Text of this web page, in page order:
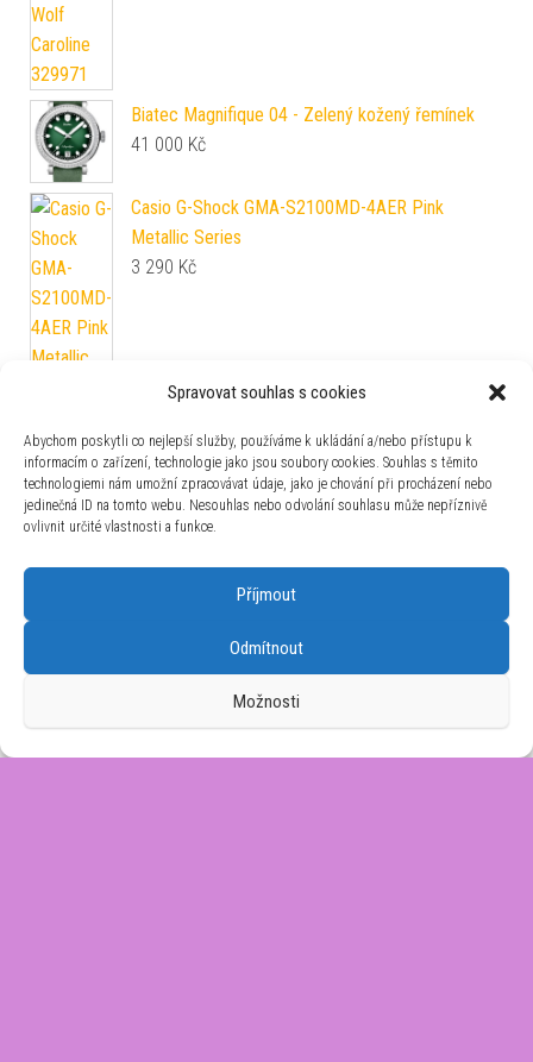
Spravovat souhlas s cookies
Abychom poskytli co nejlepší služby, používáme k ukládání a/nebo přístupu k
informacím o zařízení, technologie jako jsou soubory cookies. Souhlas s těmito
technologiemi nám umožní zpracovávat údaje, jako je chování při procházení nebo
jedinečná ID na tomto webu. Nesouhlas nebo odvolání souhlasu může nepříznivě
ovlivnit určité vlastnosti a funkce.
Příjmout
Odmítnout
Možnosti
Biatec Magnifique 04 - Zelený kožený řemínek
41 000 Kč
Casio G-Shock GMA-S2100MD-4AER Pink
Metallic Series
3 290 Kč
660Kč
Aviator Douglas Day-Date Automatic
26 400Kč